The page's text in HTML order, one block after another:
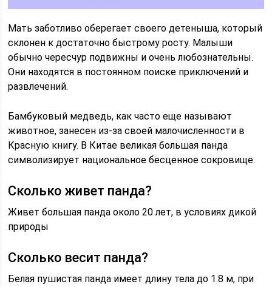
Мать заботливо оберегает своего детеныша, который
склонен к достаточно быстрому росту. Малыши
обычно чересчур подвижны и очень любознательны.
Они находятся в постоянном поиске приключений и
развлечений.
Бамбуковый медведь, как часто еще называют
животное, занесен из-за своей малочисленности в
Красную книгу. В Китае великая большая панда
символизирует национальное бесценное сокровище.
Сколько живет панда?
Живет большая панда около 20 лет, в условиях дикой
природы
Сколько весит панда?
Белая пушистая панда имеет длину тела до 1.8 м, при